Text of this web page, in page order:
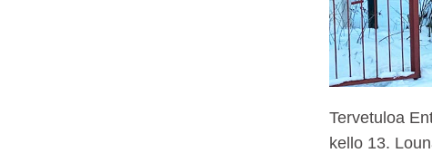
Tervetuloa
kello 13.